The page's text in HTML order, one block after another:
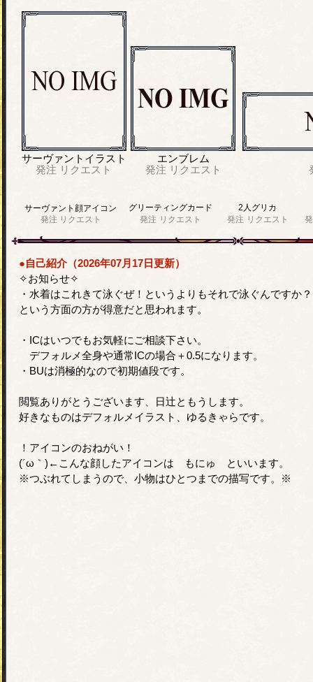
サーヴァントイラスト
発注 リクエスト
エンブレム
発注 リクエスト
サーヴァント顔アイコン
発注 リクエスト
グリーティングカード
発注 リクエスト
2人グリカ
発注 リクエスト
●自己紹介（2026年07月17日更新）
✧お知らせ✧
・水着はこれきて泳ぐぜ！というよりもそれで泳ぐんですか
という方面の方が得意だと思われます。
・ICはいつでもお気軽にご相談下さい。
デフォルメ全身や通常ICの場合＋0.5になります。
・BUは消極的なので初期値段です。
閲覧ありがとうございます、日辻ともうします。
好きなものはデフォルメイラスト、ゆるきゃらです。
！アイコンのおねがい！
(´ω｀)←こんな顔したアイコンは もにゅ といいます。
※つぶれてしまうので、小物はひとつまでの描写です。※